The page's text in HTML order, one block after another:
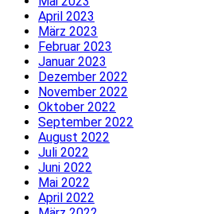
April 2023
März 2023
Februar 2023
Januar 2023
Dezember 2022
November 2022
Oktober 2022
September 2022
August 2022
Juli 2022
Juni 2022
Mai 2022
April 2022